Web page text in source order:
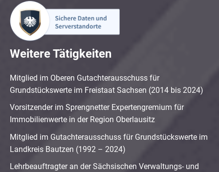
Weitere Tätigkeiten
Mitglied im Oberen Gutachterausschuss für
Grundstückswerte im Freistaat Sachsen (2014 bis 2024)
Vorsitzender im Sprengnetter Expertengremium für
Immobilienwerte in der Region Oberlausitz
Mitglied im Gutachterausschuss für Grundstückswerte im
Landkreis Bautzen (1992 – 2024)
Lehrbeauftragter an der Sächsischen Verwaltungs- und